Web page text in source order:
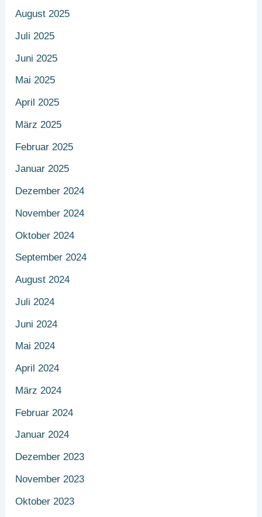
August 2025
Juli 2025
Juni 2025
Mai 2025
April 2025
März 2025
Februar 2025
Januar 2025
Dezember 2024
November 2024
Oktober 2024
September 2024
August 2024
Juli 2024
Juni 2024
Mai 2024
April 2024
März 2024
Februar 2024
Januar 2024
Dezember 2023
November 2023
Oktober 2023